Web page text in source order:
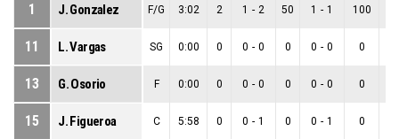
1 J. Gonzalez F/G 3:02 2 1 - 2 50 1 - 1 100
11 L. Vargas SG 0:00 0 0 - 0 0 0 - 0 0
13 G. Osorio F 0:00 0 0 - 0 0 0 - 0 0
15 J. Figueroa C 5:58 0 0 - 1 0 0 - 1 0